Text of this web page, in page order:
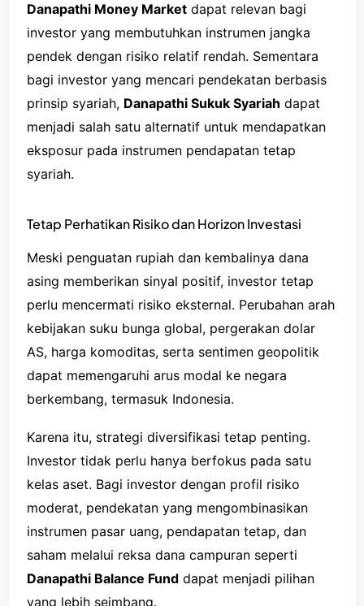
Danapathi Money Marketdapat relevan bagi
investor yang membutuhkan instrumen jangka
pendek dengan risiko relatif rendah. Sementara
bagi investor yang mencari pendekatan berbasis
prinsip syariah, Danapathi Sukuk Syariah dapat
menjadi salah satu alternatif untuk mendapatkan
eksposur pada instrumen pendapatan tetap
syariah.
Tetap Perhatikan Risiko dan Horizon Investasi
Meski penguatan rupiah dan kembalinya dana
asing memberikan sinyal positif, investor tetap
perlu mencermati risiko eksternal. Perubahan arah
kebijakan suku bunga global, pergerakan dolar
AS, harga komoditas, serta sentimen geopolitik
dapat memengaruhi arus modal ke negara
berkembang, termasuk Indonesia.
Karena itu, strategi diversifikasi tetap penting.
Investor tidak perlu hanya berfokus pada satu
kelas aset. Bagi investor dengan profil risiko
moderat, pendekatan yang mengombinasikan
instrumen pasar uang, pendapatan tetap, dan
saham melalui reksa dana campuran seperti
Danapathi Balance Funddapat menjadi pilihan
yang lebih seimbang.